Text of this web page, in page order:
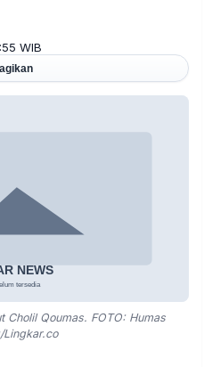
WIB
Cholil Qoumas. FOTO: Humas
Lingkar.co